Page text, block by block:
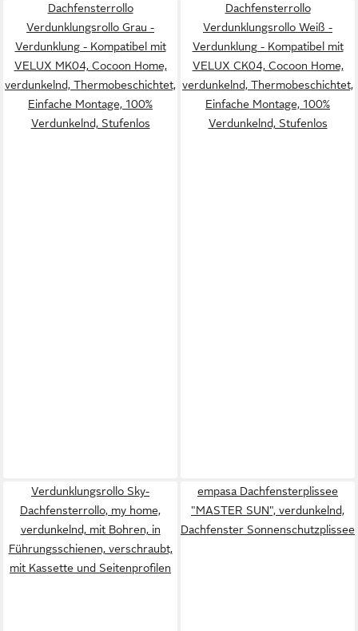
Dachfensterrollo
Verdunklungsrollo Grau -
Verdunklung - Kompatibel mit
VELUX MK04, Cocoon Home,
verdunkelnd, Thermobeschichtet,
Einfache Montage, 100%
Verdunkelnd, Stufenlos
Dachfensterrollo
Verdunklungsrollo Weiß -
Verdunklung - Kompatibel mit
VELUX CK04, Cocoon Home,
verdunkelnd, Thermobeschichtet,
Einfache Montage, 100%
Verdunkelnd, Stufenlos
Verdunklungsrollo Sky-
Dachfensterrollo, my home,
verdunkelnd, mit Bohren, in
Führungsschienen, verschraubt,
mit Kassette und Seitenprofilen
empasa Dachfensterplissee
"MASTER SUN", verdunkelnd,
Dachfenster Sonnenschutzplissee